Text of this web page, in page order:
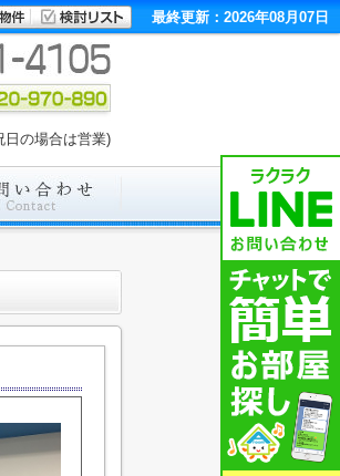
最終更新：2026年08月07日
の場合は営業)